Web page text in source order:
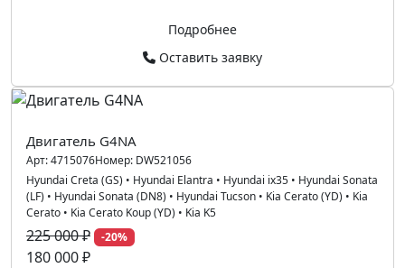
Подробнее
Оставить заявку
Двигатель G4NA
Арт:4715076Номер: DW521056
Hyundai Creta (GS) • Hyundai Elantra • Hyundai ix35 • Hyundai Sonata
(LF) • Hyundai Sonata (DN8) • Hyundai Tucson • Kia Cerato (YD) • Kia
Cerato • Kia Cerato Koup (YD) • Kia K5
225 000 ₽ -20%
180 000 ₽